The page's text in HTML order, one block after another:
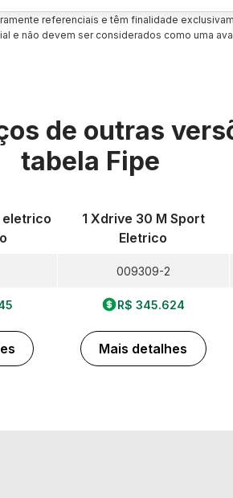
referenciais e têm finalidade
e não devem ser considerados como uma
de outras
tabela Fipe
eletrico
1 Xdrive 30 M Sport
Eletrico
009309-2
R$ 345.624
Mais detalhes